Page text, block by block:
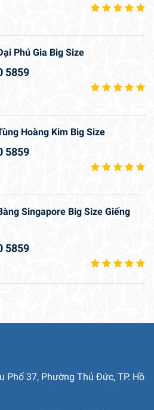
Phú Gia Big Size
5859
Hoàng Kim Big Size
5859
Singapore Big Size Giếng
5859
37, Phường Thủ Đức, TP. Hồ